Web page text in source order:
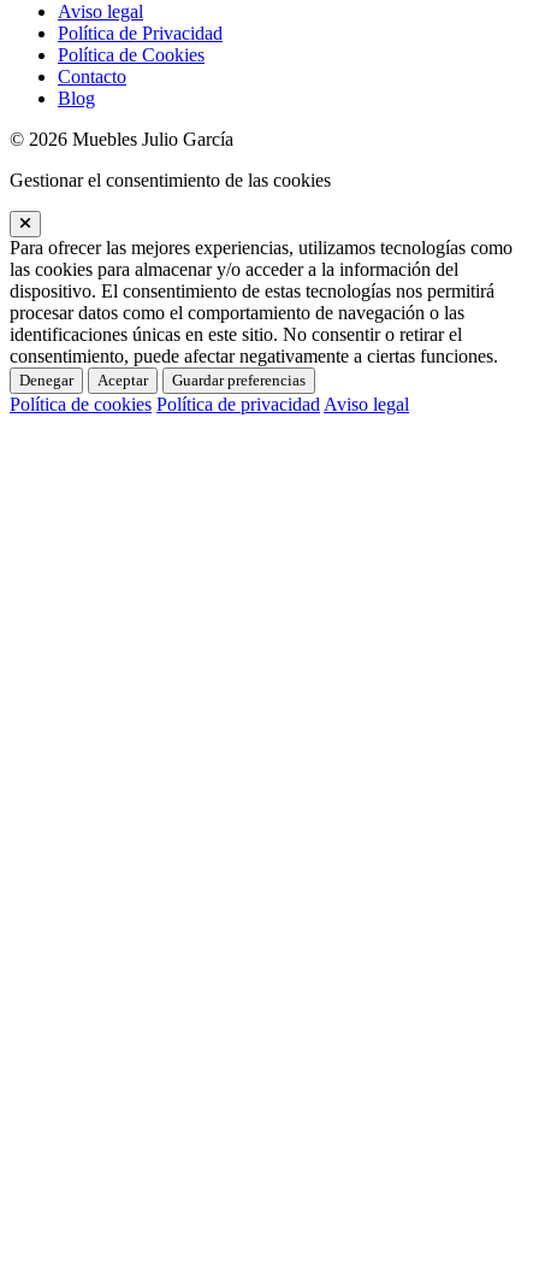
Aviso legal
Política de Privacidad
Política de Cookies
Contacto
Blog
© 2026 Muebles Julio García
Gestionar el consentimiento de las cookies
Para ofrecer las mejores experiencias, utilizamos tecnologías como
las cookies para almacenar y/o acceder a la información del
dispositivo. El consentimiento de estas tecnologías nos permitirá
procesar datos como el comportamiento de navegación o las
identificaciones únicas en este sitio. No consentir o retirar el
consentimiento, puede afectar negativamente a ciertas funciones.
Denegar Aceptar Guardar preferencias
Política de cookies Política de privacidad Aviso legal